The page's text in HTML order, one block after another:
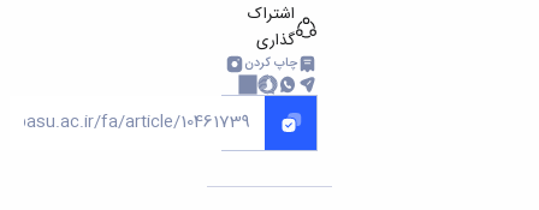
اشتراک
گذاری
چاپ کردن